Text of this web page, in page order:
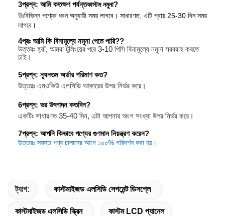
3প্রশ্ন: আমি কতক্ষণ পর্যন্তকাস্টম নমুনা?
উঃবিভিন্ন পণ্যের ধরন অনুযায়ী সময় লাগবে। সাধারণত, এটি প্রায় 25-30 দিন সময়
লাগবে।
4প্রঃ আমি কি বিনামূল্যে নমুনা পেতে পারি??
উত্তরঃ হ্যাঁ, আমরা টুলিংয়ের পরে 3-10 পিসি বিনামূল্যে নমুনা সরবরাহ করতে
চাই।
5প্রশ্ন: ন্যূনতম অর্ডার পরিমাণ কত?
উত্তরঃ এমওকিউ এলসিডি আকারের উপর নির্ভর করে।
6প্রশ্ন: ভর উৎপাদন কতদিন?
একটিঃ সাধারণত 35-40 দিন, এটা আপনার অংশ সংখ্যা উপর নির্ভর করে।
7প্রশ্ন: আপনি কিভাবে পণ্যের গুণমান নিয়ন্ত্রণ করেন?
উত্তরঃ সমস্ত পণ্য চালানের আগে ১০০% পরিদর্শন করা হয়।
ট্যাগ: কাস্টমাইজড এলসিডি সেগমেন্ট ডিসপ্লে
কাস্টমাইজড এলসিডি স্ক্রিন কাস্টম LCD প্যানেল